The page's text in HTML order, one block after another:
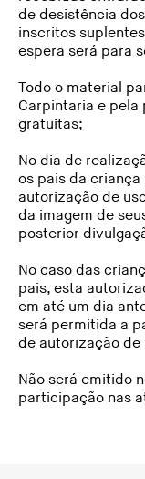
de desistência
inscritos
espera será para
Todo o material
Carpintaria e pela
gratuitas;
No dia de
os pais da
autorização de
da imagem de
posterior
No caso das
pais, esta
em até um dia
será permitida a
de autorização de
Não será emitido
participação nas